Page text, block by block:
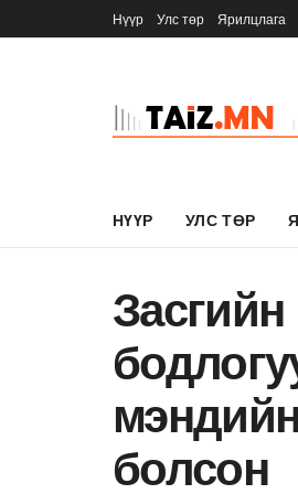
Нүүр Улс төр Ярилцлага
НҮҮР УЛС ТӨР
болсон